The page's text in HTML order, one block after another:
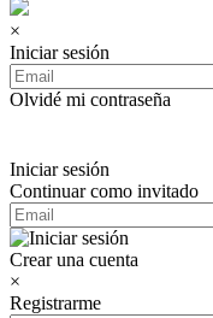
×
Iniciar sesión
Olvidé mi contraseña
Iniciar sesión
Continuar como invitado
Crear una cuenta
×
Registrarme